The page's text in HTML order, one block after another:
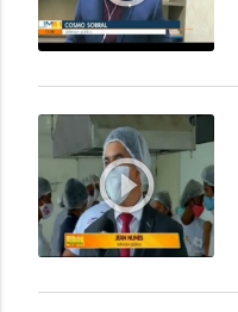
play_circle_outline